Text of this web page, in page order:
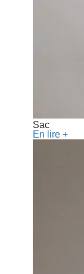
Sac
En lire +